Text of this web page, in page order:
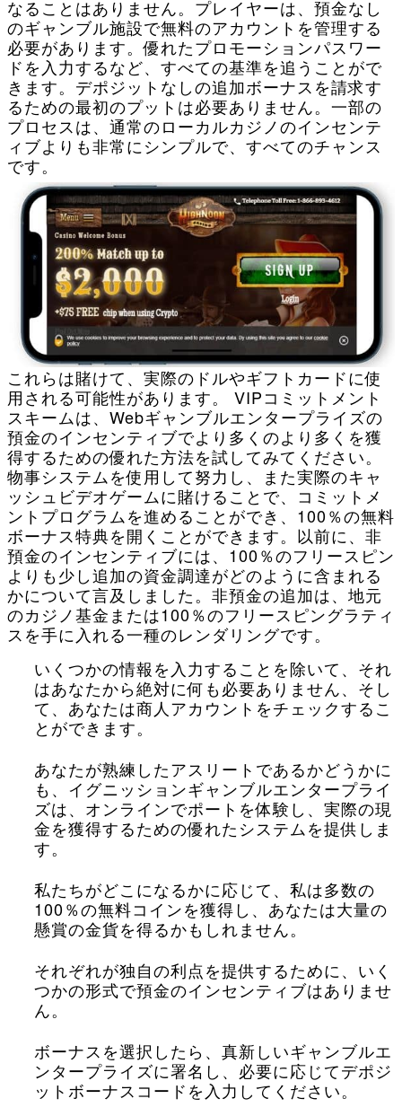
なることはありません。プレイヤーは、預金なし
のギャンブル施設で無料のアカウントを管理する
必要があります。優れたプロモーションパスワー
ドを入力するなど、すべての基準を追うことがで
きます。デポジットなしの追加ボーナスを請求す
るための最初のプットは必要ありません。一部の
プロセスは、通常のローカルカジノのインセンテ
ィブよりも非常にシンプルで、すべてのチャンス
です。
これらは賭けて、実際のドルやギフトカードに使
用される可能性があります。 VIPコミットメント
スキームは、Webギャンブルエンタープライズの
預金のインセンティブでより多くのより多くを獲
得するための優れた方法を試してみてください。
物事システムを使用して努力し、また実際のキャ
ッシュビデオゲームに賭けることで、コミットメ
ントプログラムを進めることができ、100％の無料
ボーナス特典を開くことができます。以前に、非
預金のインセンティブには、100％のフリースピン
よりも少し追加の資金調達がどのように含まれる
かについて言及しました。非預金の追加は、地元
のカジノ基金または100％のフリースピングラティ
スを手に入れる一種のレンダリングです。
いくつかの情報を入力することを除いて、それ
はあなたから絶対に何も必要ありません、そし
て、あなたは商人アカウントをチェックするこ
とができます。
あなたが熟練したアスリートであるかどうかに
も、イグニッションギャンブルエンタープライ
ズは、オンラインでポートを体験し、実際の現
金を獲得するための優れたシステムを提供しま
す。
私たちがどこになるかに応じて、私は多数の
100％の無料コインを獲得し、あなたは大量の
懸賞の金貨を得るかもしれません。
それぞれが独自の利点を提供するために、いく
つかの形式で預金のインセンティブはありませ
ん。
ボーナスを選択したら、真新しいギャンブルエ
ンタープライズに署名し、必要に応じてデポジ
ットボーナスコードを入力してください。